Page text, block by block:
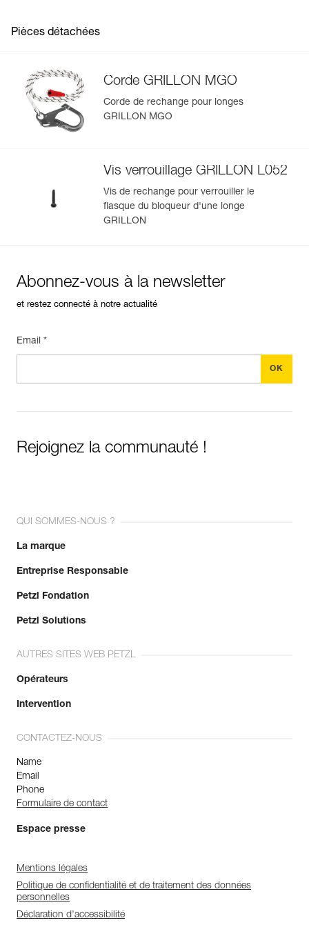
existantes.
En savoir plus
Pièces détachées
Corde GRILLON MGO
Corde de rechange pour longes
GRILLON MGO
Vis verrouillage GRILLON L052
Vis de rechange pour verrouiller le
flasque du bloqueur d'une longe
GRILLON
Abonnez-vous à la newsletter
et restez connecté à notre actualité
Email *
Rejoignez la communauté !
QUI SOMMES-NOUS ?
La marque
Entreprise Responsable
Petzl Fondation
Petzl Solutions
AUTRES SITES WEB PETZL
Opérateurs
Intervention
CONTACTEZ-NOUS
Name
Email
Phone
Formulaire de contact
Espace presse
Mentions légales
Politique de confidentialité et de traitement des données
personnelles
Déclaration d'accessibilité